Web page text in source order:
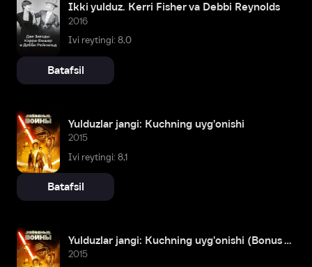
Ikki yulduz. Kerri Fisher va Debbi Reynolds
2016
Ivi reytingi: 8,0
Batafsil
Yulduzlar jangi: Kuchning uyg'onishi
2015
Ivi reytingi: 8,1
Batafsil
Yulduzlar jangi: Kuchning uyg'onishi (Bonus versiyasi)
2015